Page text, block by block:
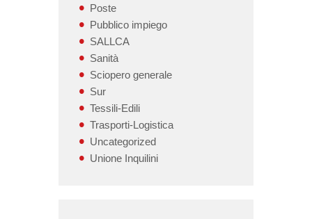
Poste
Pubblico impiego
SALLCA
Sanità
Sciopero generale
Sur
Tessili-Edili
Trasporti-Logistica
Uncategorized
Unione Inquilini